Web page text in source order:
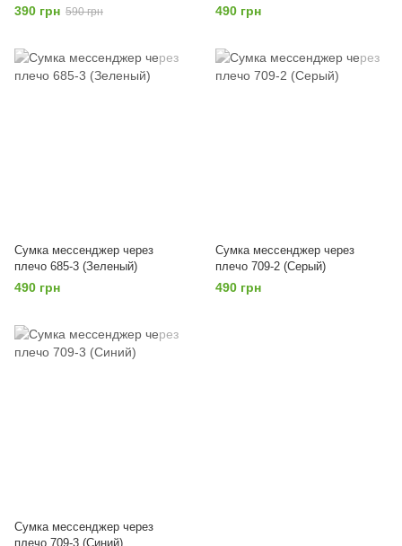
390 грн 590 грн 490 грн
Сумка мессенджер через
плечо 685-3 (Зеленый)
490 грн
Сумка мессенджер через
плечо 709-2 (Серый)
490 грн
Сумка мессенджер через
плечо 709-3 (Синий)